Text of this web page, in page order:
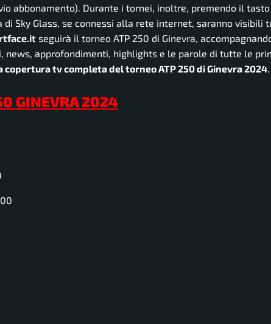
abbonamento). Durante i tornei, inoltre, premendo il tasto
Sky Glass, se connessi alla rete internet, saranno visibili
seguirà il torneo ATP 250 di Ginevra,
approfondimenti, highlights e le parole di tutte le
tv completa del torneo ATP 250 di Ginevra 2024
GINEVRA2024